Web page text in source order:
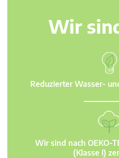
Wir
Reduzierter Wasser-
Wir sind nach OEKO-
(Klasse I)